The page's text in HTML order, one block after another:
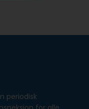
periodisk